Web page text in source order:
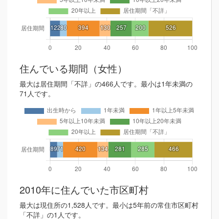
住んでいる期間（女性）
最大は居住期間「不詳」の466人です。最小は1年未満の
71人です。
2010年に住んでいた市区町村
最大は現住所の1,528人です。最小は5年前の常住市区町村
「不詳」の1人です。